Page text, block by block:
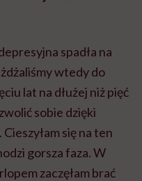
spadła na
wtedy do
lat na dłużej niż pięć
sobie dzięki
się na ten
gorsza faza. W
zaczęłam brać